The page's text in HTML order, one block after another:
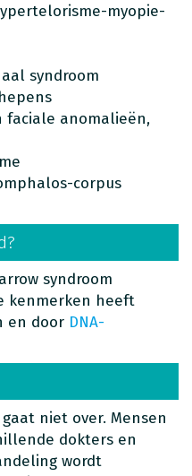
myopie-
syndroom
faciale anomalieën,
corpus
syndroom
kenmerken heeft
en door DNA-
niet over. Mensen
dokters en
wordt